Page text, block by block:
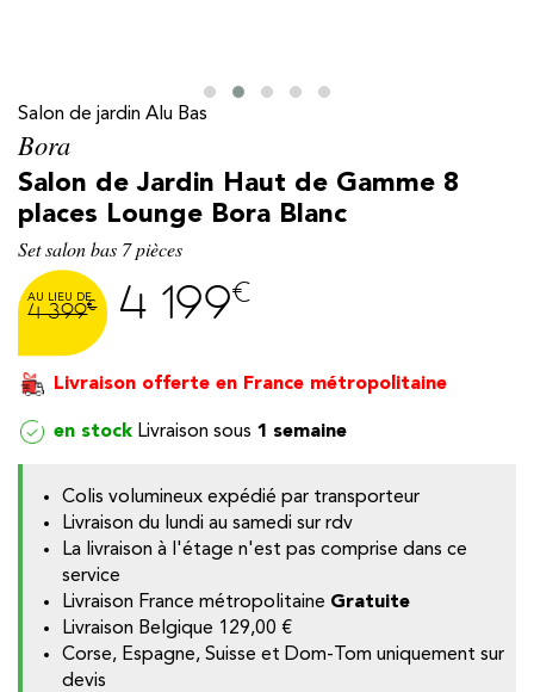
Salon de jardin Alu Bas
Bora
Salon de Jardin Haut de Gamme 8
places Lounge Bora Blanc
Set salon bas 7 pièces
4 399€ 4 199€
Livraison offerte en France métropolitaine
en stock 1 semaine
Colis volumineux expédié par transporteur
Livraison du lundi au samedi sur rdv
La livraison à l'étage n'est pas comprise dans ce
service
Livraison France métropolitaine Gratuite
Livraison Belgique 129,00 €
Corse, Espagne, Suisse et Dom-Tom uniquement sur
devis